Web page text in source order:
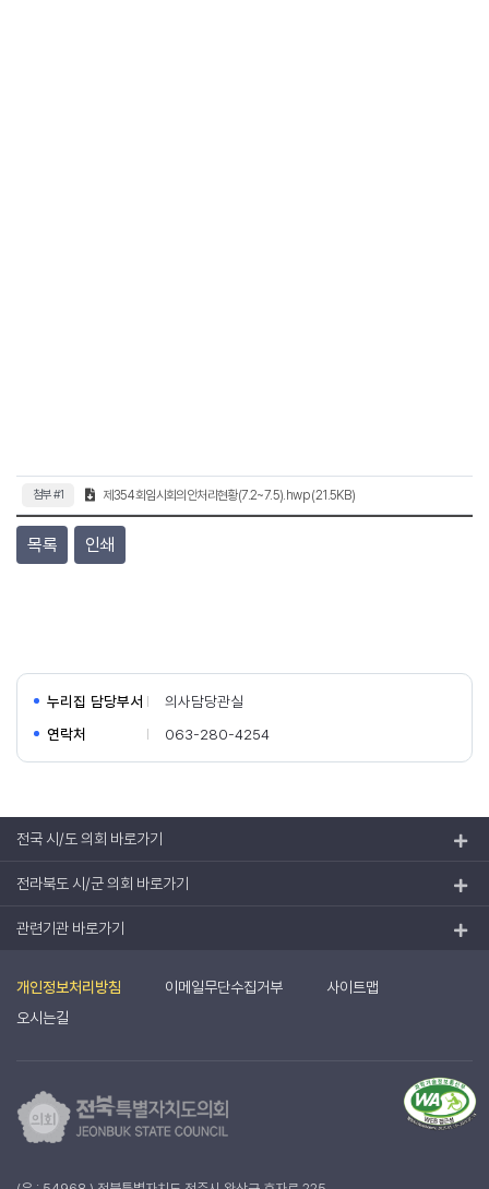
첨부 #1 제354회임시회의안처리현황(7.2~7.5).hwp (21.5KB)
목록 인쇄
누리집 담당부서
의사담당관실
연락처
063-280-4254
전국 시/도 의회 바로가기
전라북도 시/군 의회 바로가기
관련기관 바로가기
개인정보처리방침 이메일무단수집거부
사이트맵
오시는길